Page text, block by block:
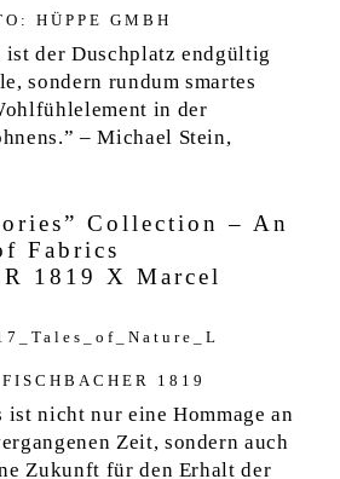
HÜPPE GMBH
ist der Duschplatz endgültig
sondern rundum smartes
in der
– Michael Stein,
Collection – An
Fabrics
1819 X Marcel
1819
ist nicht nur eine Hommage an
Zeit, sondern auch
Zukunft für den Erhalt der